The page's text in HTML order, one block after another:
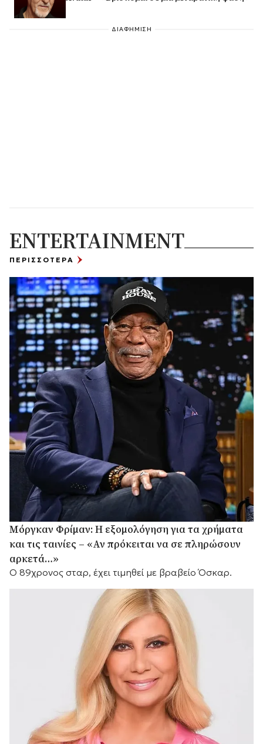
ΔΙΑΦΗΜΙΣΗ
ENTERTAINMENT
ΠΕΡΙΣΣΟΤΕΡΑ
Μόργκαν Φρίμαν: Η εξομολόγηση για τα χρήματα
και τις ταινίες – «Αν πρόκειται να σε πληρώσουν
αρκετά…»
Ο 89χρονος σταρ, έχει τιμηθεί με βραβείο Όσκαρ.